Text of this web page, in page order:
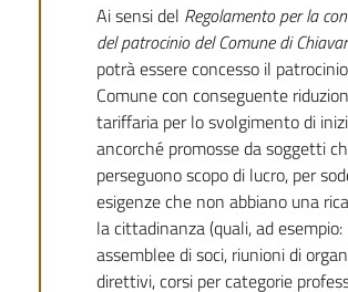
Ai sensi del Regolamento per la
del patrocinio del Comune di
potrà essere concesso il
Comune con conseguente
tariffaria per lo svolgimento di
ancorché promosse da soggetti
perseguono scopo di lucro, per
esigenze che non abbiano una
la cittadinanza (quali, ad esempio:
assemblee di soci, riunioni di
direttivi, corsi per categorie